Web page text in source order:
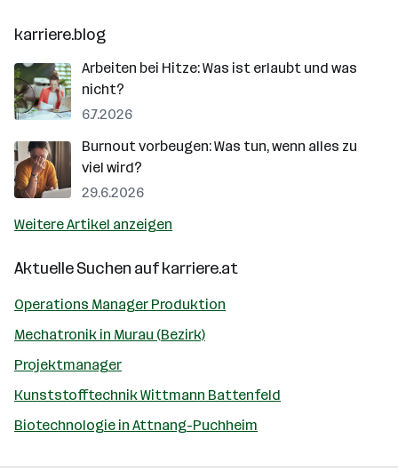
karriere.blog
Arbeiten bei Hitze: Was ist erlaubt und was
nicht?
6.7.2026
Burnout vorbeugen: Was tun, wenn alles zu
viel wird?
29.6.2026
Weitere Artikel anzeigen
Aktuelle Suchen aufkarriere.at
Operations Manager Produktion
Mechatronik in Murau (Bezirk)
Projektmanager
Kunststofftechnik Wittmann Battenfeld
Biotechnologie in Attnang-Puchheim